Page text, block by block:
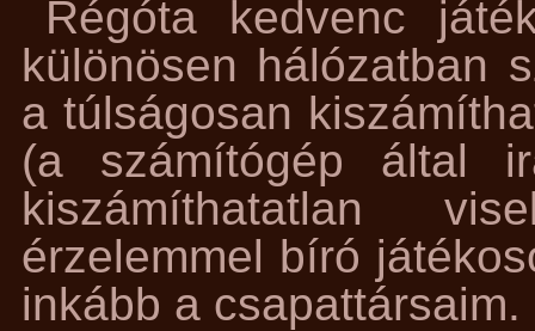
Régóta kedvenc
különösen hálózatban
a túlságosan
(a számítógép által
kiszámíthatatlan
érzelemmel bíró
inkább a csapattársaim.